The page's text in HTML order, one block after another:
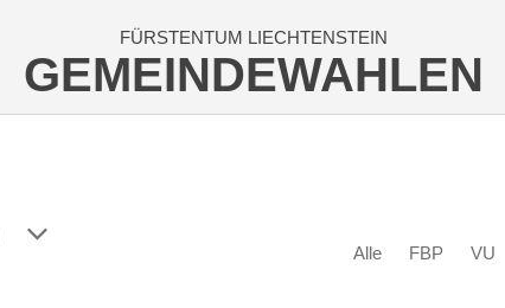
FÜRSTENTUM LIECHTENSTEIN
GEMEINDEWAHLEN
Alle FBP VU